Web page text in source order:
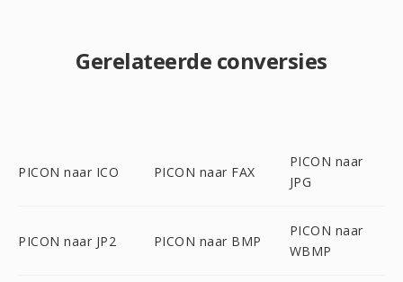
Gerelateerde conversies
PICON naar ICO PICON naar FAX
PICON naar
JPG
PICON naar JP2 PICON naar BMP
PICON naar
WBMP